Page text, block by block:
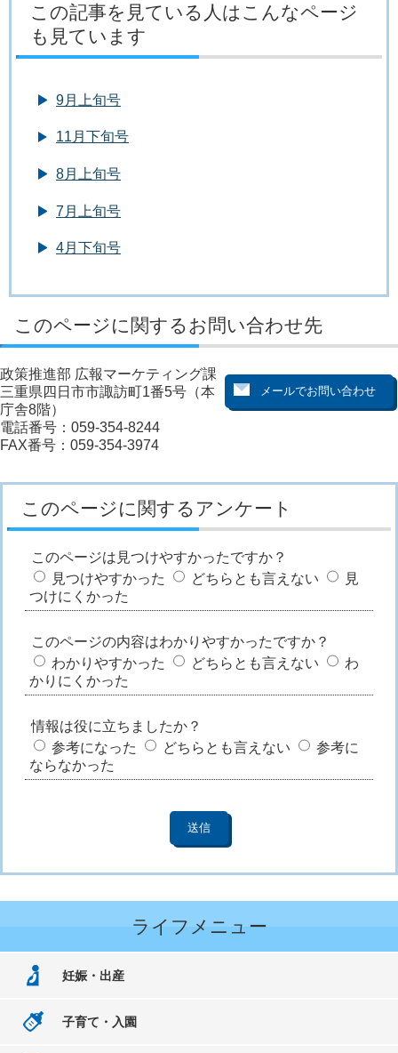
この記事を見ている人はこんなページ
も見ています
9月上旬号
11月下旬号
8月上旬号
7月上旬号
4月下旬号
このページに関するお問い合わせ先
政策推進部 広報マーケティング課
三重県四日市市諏訪町1番5号（本
庁舎8階）
電話番号：059-354-8244
FAX番号：059-354-3974
このページに関するアンケート
このページは見つけやすかったですか？
見つけやすかった
どちらとも言えない
見
つけにくかった
このページの内容はわかりやすかったですか？
わかりやすかった
どちらとも言えない
わ
かりにくかった
情報は役に立ちましたか？
参考になった
どちらとも言えない
参考に
ならなかった
ライフメニュー
妊娠・出産
子育て・入園